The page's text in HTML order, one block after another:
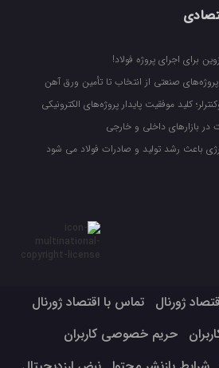
برای اجرای پروژه فولاد!
پروژه‌های صنعتی از انتخاب تا تأمین ورق آهن
کلید موفقیت پایدار پروژه‌های الکترونیکی
بازارهای داخلی و خارجی
باعث رشد تولید و صادرات فولاد می شود
ژورنال
تماس با اقتصاد ژورنال
حریم خصوصی کاربران